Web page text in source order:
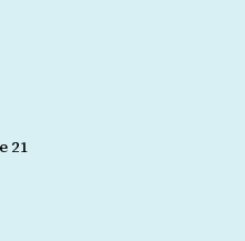
21